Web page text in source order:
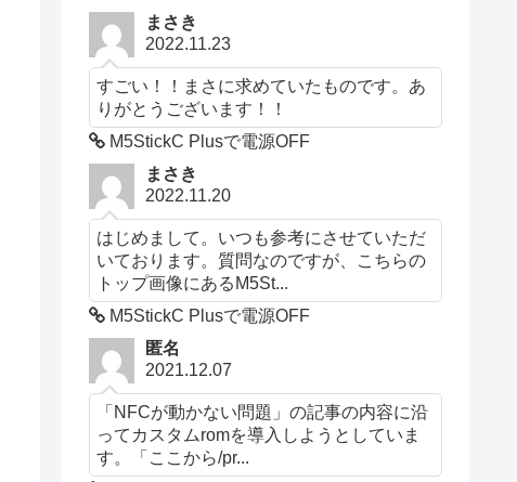
まさき
2022.11.23
すごい！！まさに求めていたものです。あ
りがとうございます！！
M5StickC Plusで電源OFF
まさき
2022.11.20
はじめまして。いつも参考にさせていただ
いております。質問なのですが、こちらの
トップ画像にあるM5St...
M5StickC Plusで電源OFF
匿名
2021.12.07
「NFCが動かない問題」の記事の内容に沿
ってカスタムromを導入しようとしていま
す。「ここから/pr...